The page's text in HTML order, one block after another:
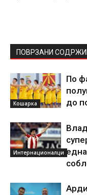
ПОВРЗАНИ
Кошарка
По
до
Интернационалци